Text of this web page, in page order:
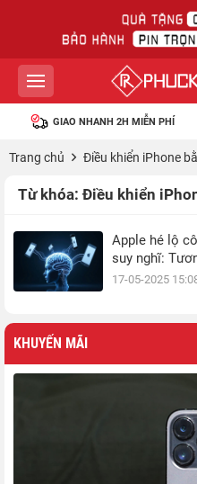
GIAO NHANH 2H MIỄN PHÍ
Trang chủ Điều khiển iPhone
Từ khóa:Điều khiển
Apple hé lộ
suy nghĩ:
17-05-2025
KHUYẾN MÃI